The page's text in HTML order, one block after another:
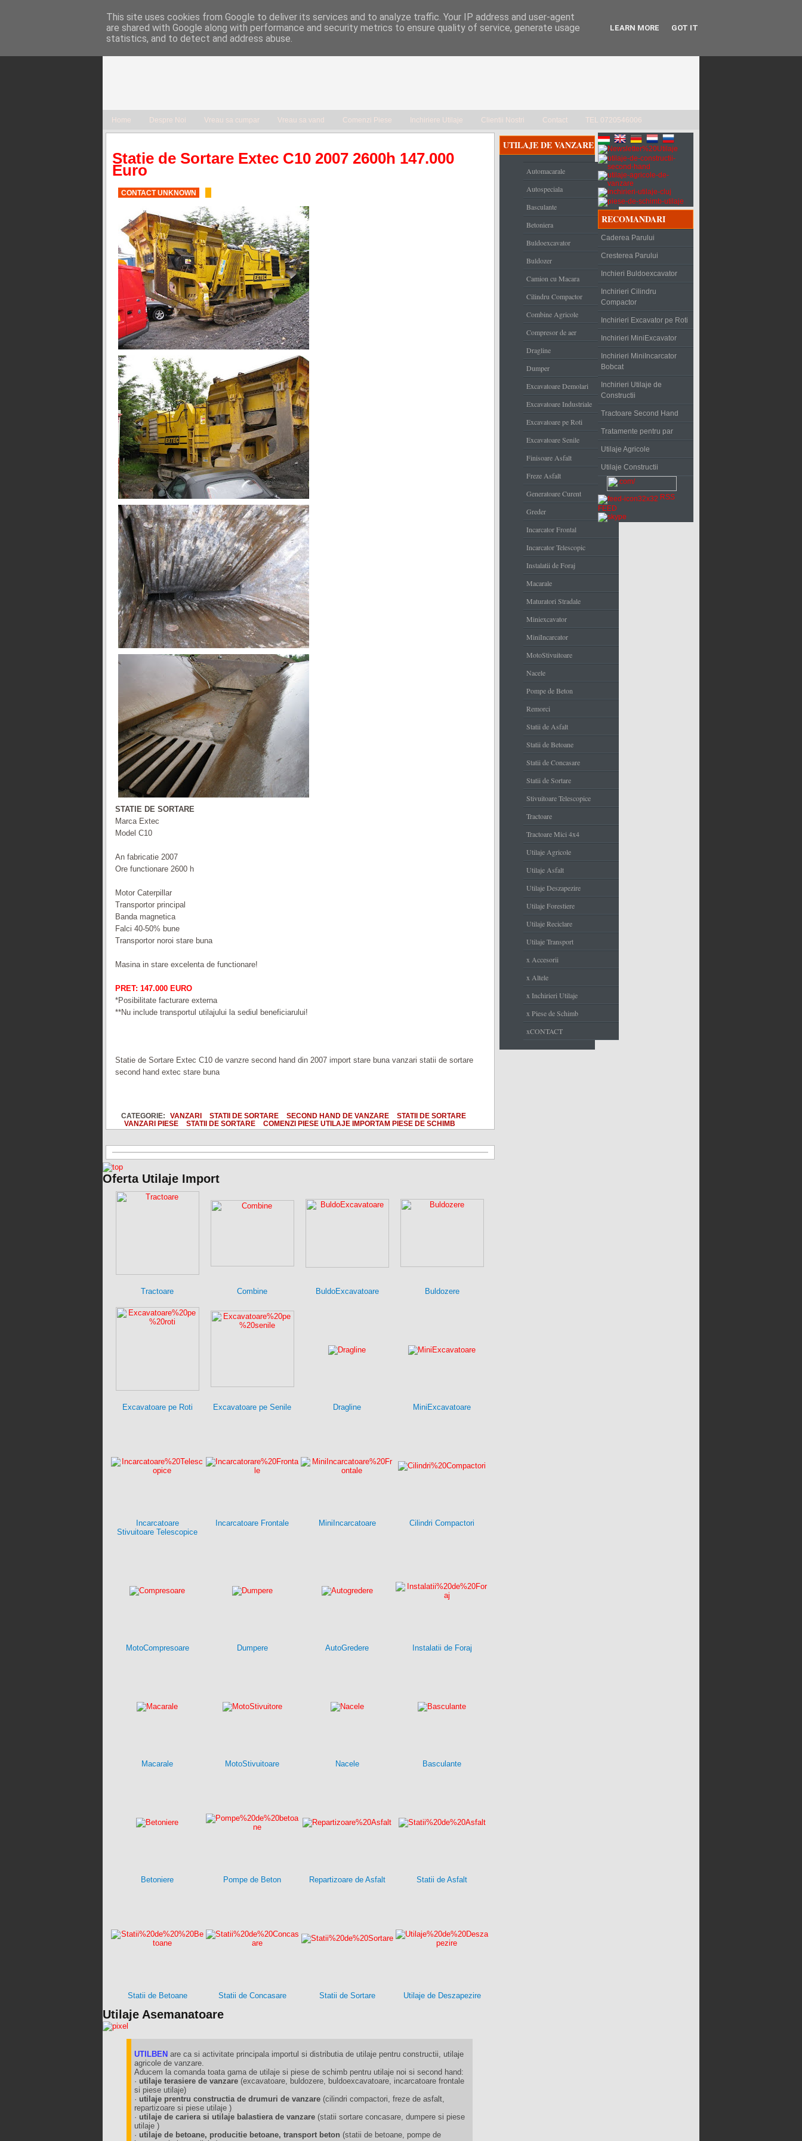
Home Despre Noi Vreau sa cumpar Vreau sa vand Comenzi Piese Inchiriere Utilaje Clientii Nostri Contact TEL 0720546006
Statie de Sortare Extec C10 2007 2600h 147.000
Euro
CONTACT UNKNOWN
STATIE DE SORTARE
Marca Extec
Model C10
An fabricatie 2007
Ore functionare 2600 h
Motor Caterpillar
Transportor principal
Banda magnetica
Falci 40-50% bune
Transportor noroi stare buna
Masina in stare excelenta de functionare!
PRET: 147.000 EURO
*Posibilitate facturare externa
**Nu include transportul utilajului la sediul beneficiarului!
Statie de Sortare Extec C10 de vanzre second hand din 2007 import stare buna vanzari statii de sortare
second hand extec stare buna
CATEGORIE: VANZARI STATII DE SORTARE SECOND HAND DE VANZARE
STATII DE SORTARE
VANZARI PIESE
STATII DE SORTARE COMENZI PIESE UTILAJE IMPORTAM PIESE DE SCHIMB
Oferta Utilaje Import
Tractoare Combine BuldoExcavatoare Buldozere
Excavatoare pe Roti Excavatoare pe Senile Dragline MiniExcavatoare
Incarcatoare
Stivuitoare Telescopice
Incarcatoare Frontale MiniIncarcatoare Cilindri Compactori
MotoCompresoare Dumpere AutoGredere Instalatii de Foraj
Macarale MotoStivuitoare Nacele Basculante
Betoniere Pompe de Beton Repartizoare de Asfalt Statii de Asfalt
Statii de Betoane Statii de Concasare Statii de Sortare Utilaje de Deszapezire
Utilaje Asemanatoare
UTILBEN are ca si activitate principala importul si distributia de utilaje pentru constructii, utilaje
agricole de vanzare.
Aducem la comanda toata gama de utilaje si piese de schimb pentru utilaje noi si second hand:
· utilaje terasiere de vanzare (excavatoare, buldozere, buldoexcavatoare, incarcatoare frontale
si piese utilaje)
· utilaje prentru constructia de drumuri de vanzare (cilindri compactori, freze de asfalt,
repartizoare si piese utilaje )
· utilaje de cariera si utilaje balastiera de vanzare (statii sortare concasare, dumpere si piese
utilaje )
· utilaje de betoane, producitie betoane, transport beton (statii de betoane, pompe de
UTILAJE DE VANZARE
Automacarale
Autospeciala
Basculante
Betoniera
Buldoexcavator
Buldozer
Camion cu Macara
Cilindru Compactor
Combine Agricole
Compresor de aer
Dragline
Dumper
Excavatoare Demolari
Excavatoare Industriale
Excavatoare pe Roti
Excavatoare Senile
Finisoare Asfalt
Freze Asfalt
Generatoare Curent
Greder
Incarcator Frontal
Incarcator Telescopic
Instalatii de Foraj
Macarale
Maturatori Stradale
Miniexcavator
MiniIncarcator
MotoStivuitoare
Nacele
Pompe de Beton
Remorci
Statii de Asfalt
Statii de Betoane
Statii de Concasare
Statii de Sortare
Stivuitoare Telescopice
Tractoare
Tractoare Mici 4x4
Utilaje Agricole
Utilaje Asfalt
Utilaje Deszapezire
Utilaje Forestiere
Utilaje Reciclare
Utilaje Transport
x Accesorii
x Altele
x Inchirieri Utilaje
x Piese de Schimb
xCONTACT
RECOMANDARI
Caderea Parului
Cresterea Parului
Inchieri Buldoexcavator
Inchirieri Cilindru
Compactor
Inchirieri Excavator pe Roti
Inchirieri MiniExcavator
Inchirieri MiniIncarcator
Bobcat
Inchirieri Utilaje de
Constructii
Tractoare Second Hand
Tratamente pentru par
Utilaje Agricole
Utilaje Constructii
RSS
FEED
This site uses cookies from Google to deliver its services and to analyze traffic. Your IP address and user-agent
are shared with Google along with performance and security metrics to ensure quality of service, generate usage
statistics, and to detect and address abuse.
LEARN MORE GOT IT